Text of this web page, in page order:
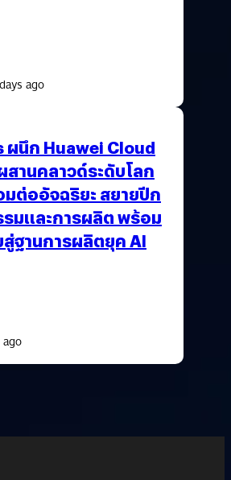
ago
ผนึก Huawei Cloud
สานคลาวด์ระดับโลก
มต่ออัจฉริยะ สยายปีก
มและการผลิต พร้อม
สู่ฐานการผลิตยุค AI